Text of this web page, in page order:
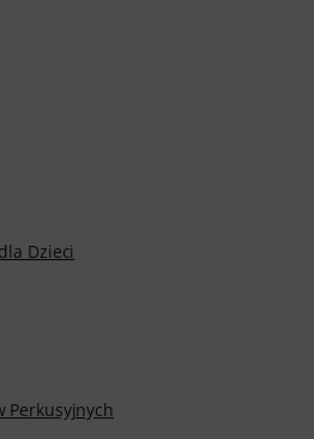
Dzieci
Perkusyjnych